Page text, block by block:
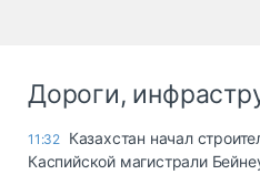
Дороги,
11:32 Казахстан начал
Каспийской магистрали